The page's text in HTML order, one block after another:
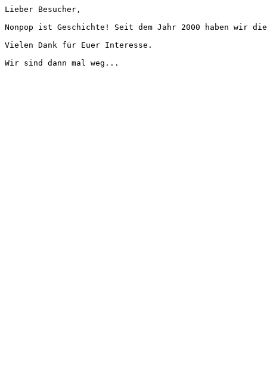
Lieber Besucher,
Nonpop ist Geschichte! Seit dem Jahr 2000 haben wir
Vielen Dank für Euer Interesse.
Wir sind dann mal weg...